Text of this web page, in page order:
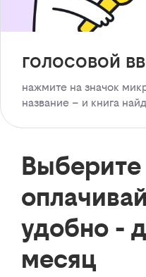
голосовой
нажмите на значок
название – и книга
удобно -
месяц